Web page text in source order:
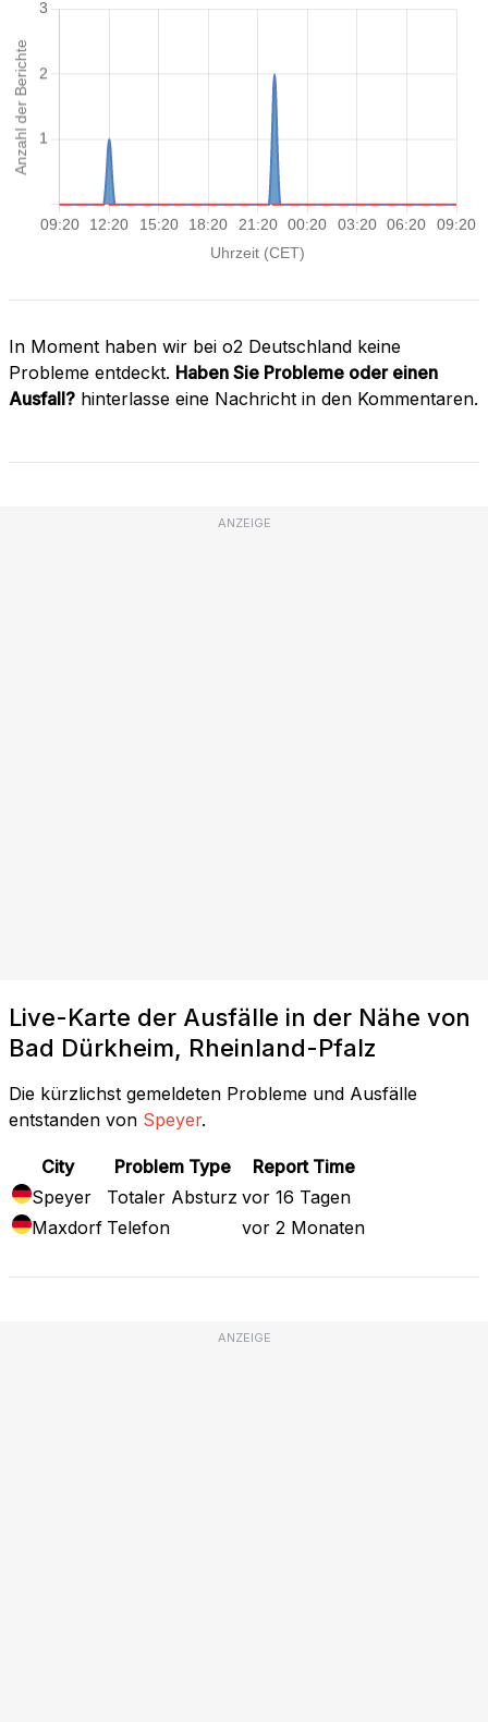
In Moment haben wir bei o2 Deutschland keine
Probleme entdeckt. Haben Sie Probleme oder einen
Ausfall? hinterlasse eine Nachricht in den Kommentaren.
ANZEIGE
Live-Karte der Ausfälle in der Nähe von
Bad Dürkheim, Rheinland-Pfalz
Die kürzlichst gemeldeten Probleme und Ausfälle
entstanden von Speyer.
City Problem Type
Report Time
Speyer
Totaler Absturz vor 16 Tagen
Maxdorf Telefon vor 2 Monaten
ANZEIGE